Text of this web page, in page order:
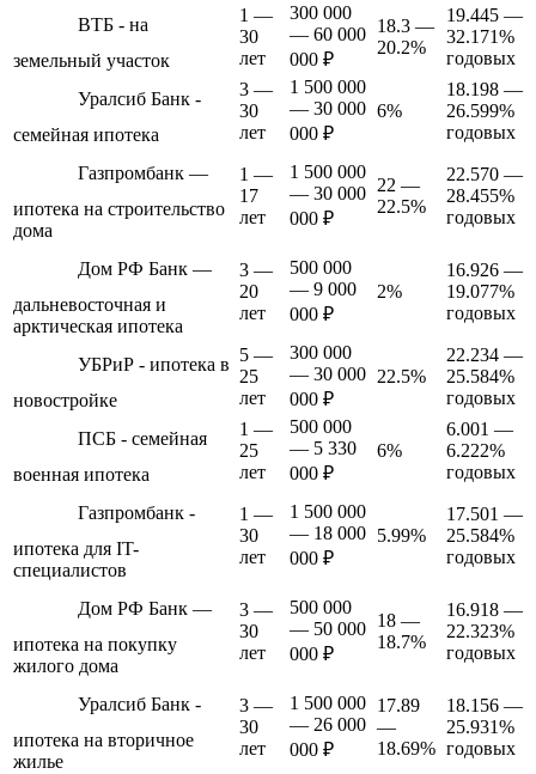
ВТБ - на
земельный участок
1 —
30
лет
300 000
— 60 000
000 ₽
18.3 —
20.2%
19.445 —
32.171%
годовых
Уралсиб Банк -
семейная ипотека
3 —
30
лет
1 500 000
— 30 000
000 ₽
6%
18.198 —
26.599%
годовых
Газпромбанк —
ипотека на строительство
дома
1 —
17
лет
1 500 000
— 30 000
000 ₽
22 —
22.5%
22.570 —
28.455%
годовых
Дом РФ Банк —
дальневосточная и
арктическая ипотека
3 —
20
лет
500 000
— 9 000
000 ₽
2%
16.926 —
19.077%
годовых
УБРиР - ипотека в
новостройке
5 —
25
лет
300 000
— 30 000
000 ₽
22.5%
22.234 —
25.584%
годовых
ПСБ - семейная
военная ипотека
1 —
25
лет
500 000
— 5 330
000 ₽
6%
6.001 —
6.222%
годовых
Газпромбанк -
ипотека для IT-
специалистов
1 —
30
лет
1 500 000
— 18 000
000 ₽
5.99%
17.501 —
25.584%
годовых
Дом РФ Банк —
ипотека на покупку
жилого дома
3 —
30
лет
500 000
— 50 000
000 ₽
18 —
18.7%
16.918 —
22.323%
годовых
Уралсиб Банк -
ипотека на вторичное
жилье
3 —
30
лет
1 500 000
— 26 000
000 ₽
17.89
—
18.69%
18.156 —
25.931%
годовых